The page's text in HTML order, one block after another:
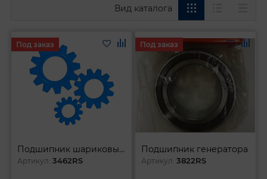
Вид каталога
Подшипник шариковый 15/46/14
Артикул:3462RS
Под заказ
Подшипник генератора
Артикул:3822RS
Под заказ